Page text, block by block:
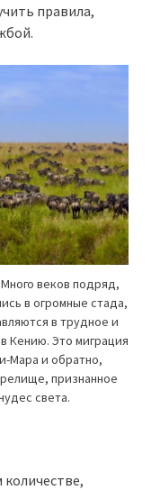
правила,
веков подряд,
в огромные стада,
в трудное и
Кению. Это миграция
Мара и обратно,
признанное
света.